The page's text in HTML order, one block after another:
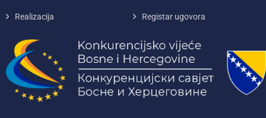
Realizacija Registar ugovora